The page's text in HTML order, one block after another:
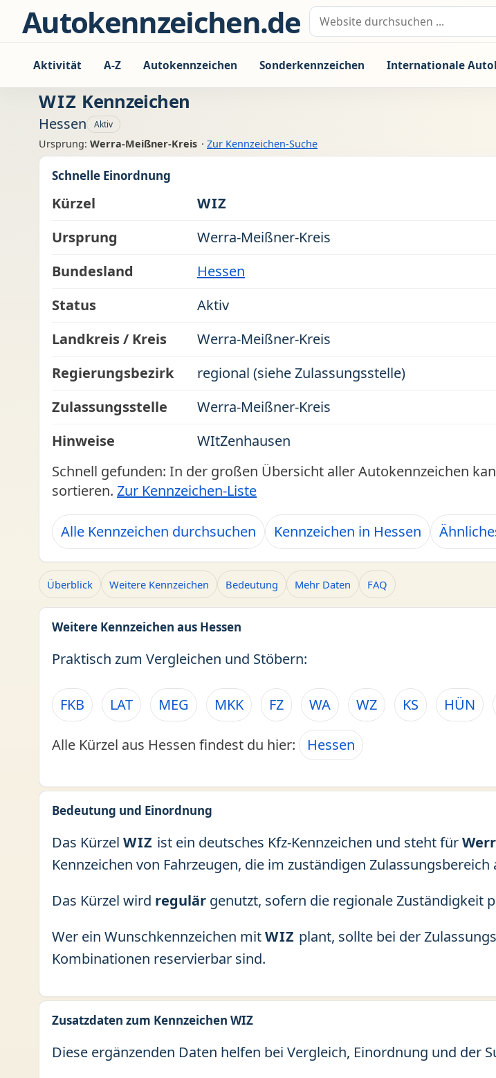
Zum Inhalt springen
Autokennzeichen.de Suche nach:
Aktivität A-Z Autokennzeichen Sonderkennzeichen Internationale
WIZ Kennzeichen
Hessen Aktiv
Ursprung: Werra-Meißner-Kreis · Zur Kennzeichen-Suche
Schnelle Einordnung
Kürzel
WIZ
Ursprung
Werra-Meißner-Kreis
Bundesland
Hessen
Status
Aktiv
Landkreis / Kreis
Werra-Meißner-Kreis
Regierungsbezirk
regional (siehe Zulassungsstelle)
Zulassungsstelle
Werra-Meißner-Kreis
Hinweise
WItZenhausen
Schnell gefunden: In der großen Übersicht aller Autokennzeichen
sortieren. Zur Kennzeichen-Liste
Alle Kennzeichen durchsuchen Kennzeichen in Hessen
Überblick Weitere Kennzeichen Bedeutung Mehr Daten FAQ
Weitere Kennzeichen aus Hessen
Praktisch zum Vergleichen und Stöbern:
FKB LAT MEG MKK FZ WA WZ KS HÜN
Alle Kürzel aus Hessen findest du hier: Hessen
Bedeutung und Einordnung
Das Kürzel WIZ ist ein deutsches Kfz-Kennzeichen und steht für
Kennzeichen von Fahrzeugen, die im zuständigen
Das Kürzel wird regulär genutzt, sofern die regionale Zuständigkeit
Wer ein Wunschkennzeichen mitWIZ plant, sollte bei der
Kombinationen reservierbar sind.
Zusatzdaten zum Kennzeichen WIZ
Diese ergänzenden Daten helfen bei Vergleich, Einordnung und der